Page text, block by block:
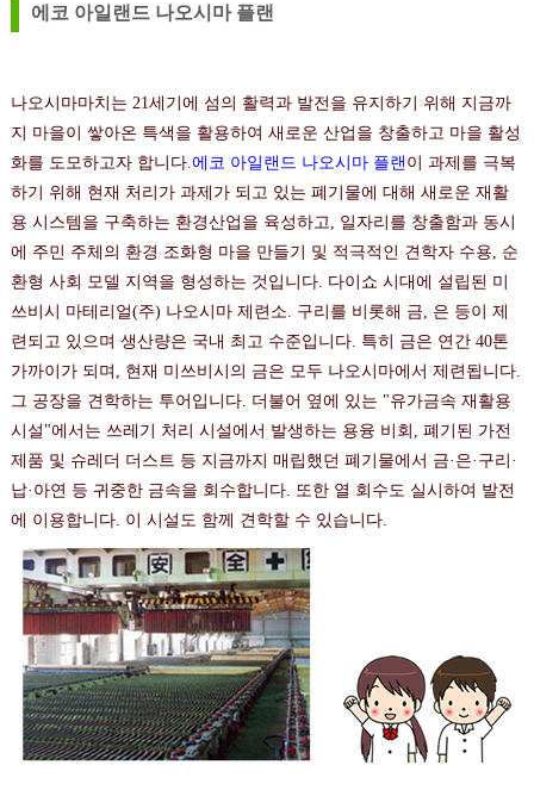
에코 아일랜드 나오시마 플랜
나오시마마치는 21세기에 섬의 활력과 발전을 유지하기 위해 지금까
지 마을이 쌓아온 특색을 활용하여 새로운 산업을 창출하고 마을 활성
화를 도모하고자 합니다. 에코 아일랜드 나오시마 플랜 이 과제를 극복
하기 위해 현재 처리가 과제가 되고 있는 폐기물에 대해 새로운 재활
용 시스템을 구축하는 환경산업을 육성하고, 일자리를 창출함과 동시
에 주민 주체의 환경 조화형 마을 만들기 및 적극적인 견학자 수용, 순
환형 사회 모델 지역을 형성하는 것입니다. 다이쇼 시대에 설립된 미
쓰비시 마테리얼(주) 나오시마 제련소. 구리를 비롯해 금, 은 등이 제
련되고 있으며 생산량은 국내 최고 수준입니다. 특히 금은 연간 40톤
가까이가 되며, 현재 미쓰비시의 금은 모두 나오시마에서 제련됩니다.
그 공장을 견학하는 투어입니다. 더불어 옆에 있는 "유가금속 재활용
시설"에서는 쓰레기 처리 시설에서 발생하는 용융 비회, 폐기된 가전
제품 및 슈레더 더스트 등 지금까지 매립했던 폐기물에서 금·은·구리·
납·아연 등 귀중한 금속을 회수합니다. 또한 열 회수도 실시하여 발전
에 이용합니다. 이 시설도 함께 견학할 수 있습니다.